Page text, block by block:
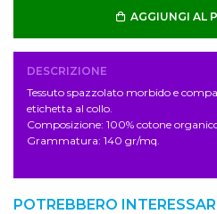
AGGIUNGI AL
DESCRIZIONE
Tessuto spazzolato morbido e
etichetta al collo.
Composizione: 100% cotone
Grammatura: 140 gr/mq.
POTREBBERO